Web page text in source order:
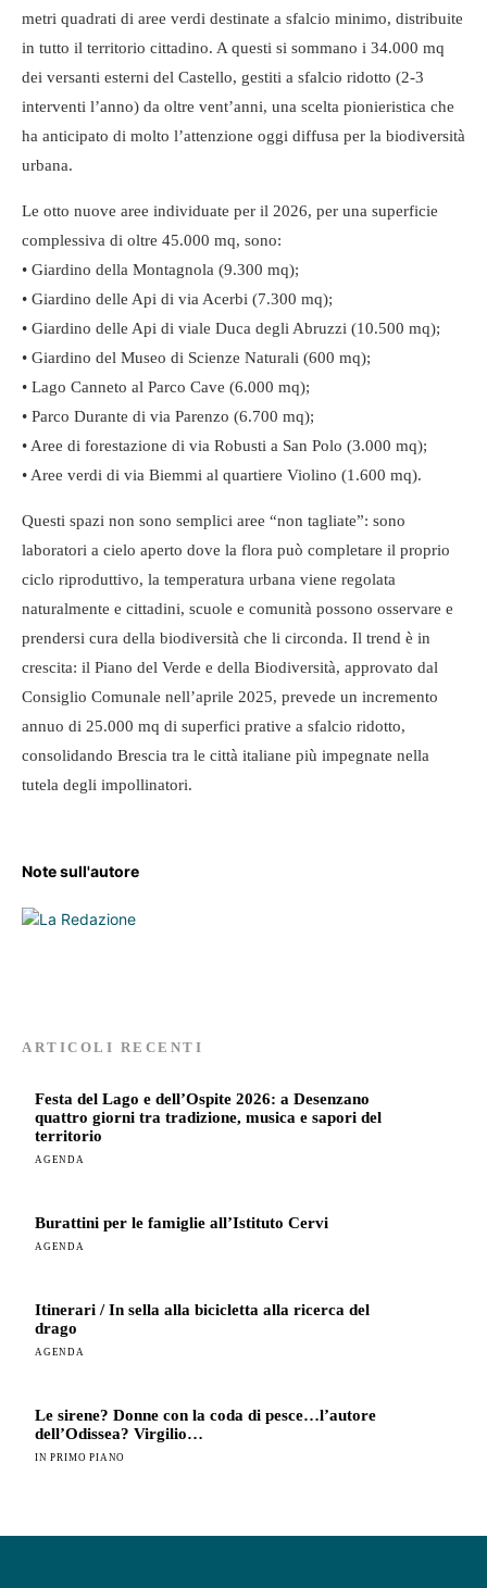
metri quadrati di aree verdi destinate a sfalcio minimo, distribuite
in tutto il territorio cittadino. A questi si sommano i 34.000 mq
dei versanti esterni del Castello, gestiti a sfalcio ridotto (2-3
interventi l’anno) da oltre vent’anni, una scelta pionieristica che
ha anticipato di molto l’attenzione oggi diffusa per la biodiversità
urbana.
Le otto nuove aree individuate per il 2026, per una superficie
complessiva di oltre 45.000 mq, sono:
• Giardino della Montagnola (9.300 mq);
• Giardino delle Api di via Acerbi (7.300 mq);
• Giardino delle Api di viale Duca degli Abruzzi (10.500 mq);
• Giardino del Museo di Scienze Naturali (600 mq);
• Lago Canneto al Parco Cave (6.000 mq);
• Parco Durante di via Parenzo (6.700 mq);
• Aree di forestazione di via Robusti a San Polo (3.000 mq);
• Aree verdi di via Biemmi al quartiere Violino (1.600 mq).
Questi spazi non sono semplici aree “non tagliate”: sono
laboratori a cielo aperto dove la flora può completare il proprio
ciclo riproduttivo, la temperatura urbana viene regolata
naturalmente e cittadini, scuole e comunità possono osservare e
prendersi cura della biodiversità che li circonda. Il trend è in
crescita: il Piano del Verde e della Biodiversità, approvato dal
Consiglio Comunale nell’aprile 2025, prevede un incremento
annuo di 25.000 mq di superfici prative a sfalcio ridotto,
consolidando Brescia tra le città italiane più impegnate nella
tutela degli impollinatori.
Note sull'autore
ARTICOLI RECENTI
Festa del Lago e dell’Ospite 2026: a Desenzano
quattro giorni tra tradizione, musica e sapori del
territorio
AGENDA
Burattini per le famiglie all’Istituto Cervi
AGENDA
Itinerari / In sella alla bicicletta alla ricerca del
drago
AGENDA
Le sirene? Donne con la coda di pesce…l’autore
dell’Odissea? Virgilio…
IN PRIMO PIANO